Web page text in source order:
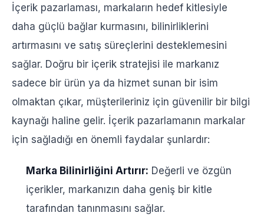
İçerik pazarlaması, markaların hedef kitlesiyle
daha güçlü bağlar kurmasını, bilinirliklerini
artırmasını ve satış süreçlerini desteklemesini
sağlar. Doğru bir içerik stratejisi ile markanız
sadece bir ürün ya da hizmet sunan bir isim
olmaktan çıkar, müşterileriniz için güvenilir bir bilgi
kaynağı haline gelir. İçerik pazarlamanın markalar
için sağladığı en önemli faydalar şunlardır:
Marka Bilinirliğini Artırır: Değerli ve özgün
içerikler, markanızın daha geniş bir kitle
tarafından tanınmasını sağlar.